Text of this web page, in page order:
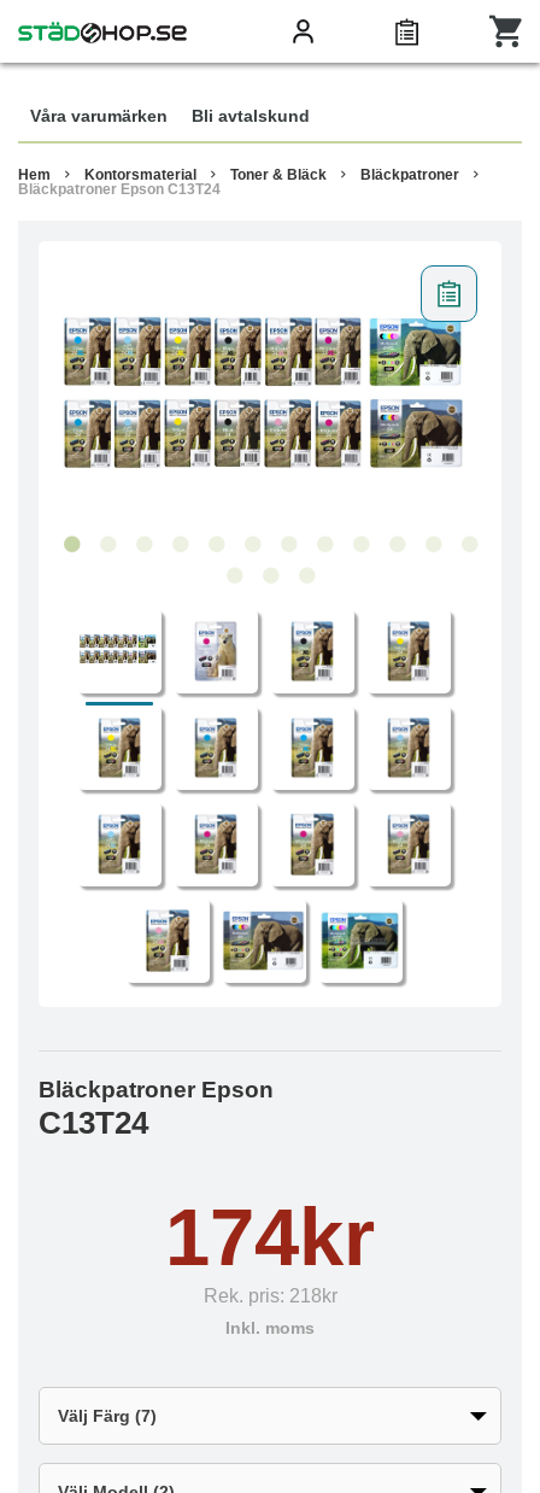
Våra varumärken Bli avtalskund
Hem Kontorsmaterial Toner & Bläck
Bläckpatroner
Bläckpatroner Epson C13T24
Bläckpatroner Epson
C13T24
174kr
Rek. pris: 218kr
Inkl. moms